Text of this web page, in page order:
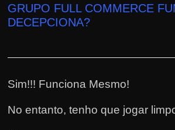
GRUPO FULL COMMERCE
DECEPCIONA?
Sim!!! Funciona Mesmo!
No entanto, tenho que jogar